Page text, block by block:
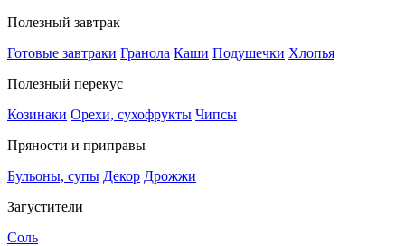
Полезный завтрак
Готовые завтраки Гранола Каши Подушечки Хлопья
Полезный перекус
Козинаки Орехи, сухофрукты Чипсы
Пряности и приправы
Бульоны, супы Декор Дрожжи
Загустители
Соль